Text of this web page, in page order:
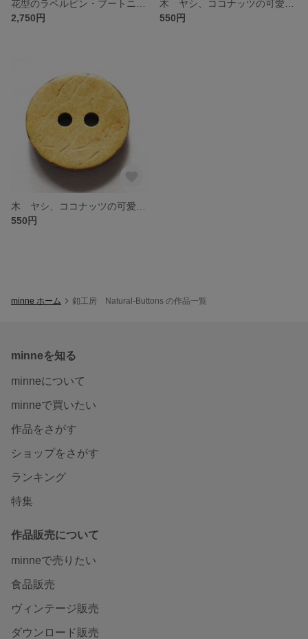
2,750円
550円
550円
minne ホーム 釦工房 Natural-Buttons の作品一覧
minneを知る
minneについて
minneで買いたい
作品をさがす
ショップをさがす
ランキング
特集
作品販売について
minneで売りたい
食品販売
ヴィンテージ販売
ダウンロード販売